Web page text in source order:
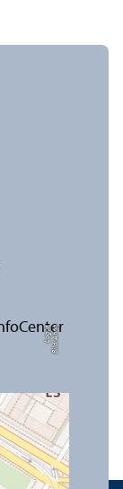
Bil
d:
A
n
n
a
L
o
g
u
e